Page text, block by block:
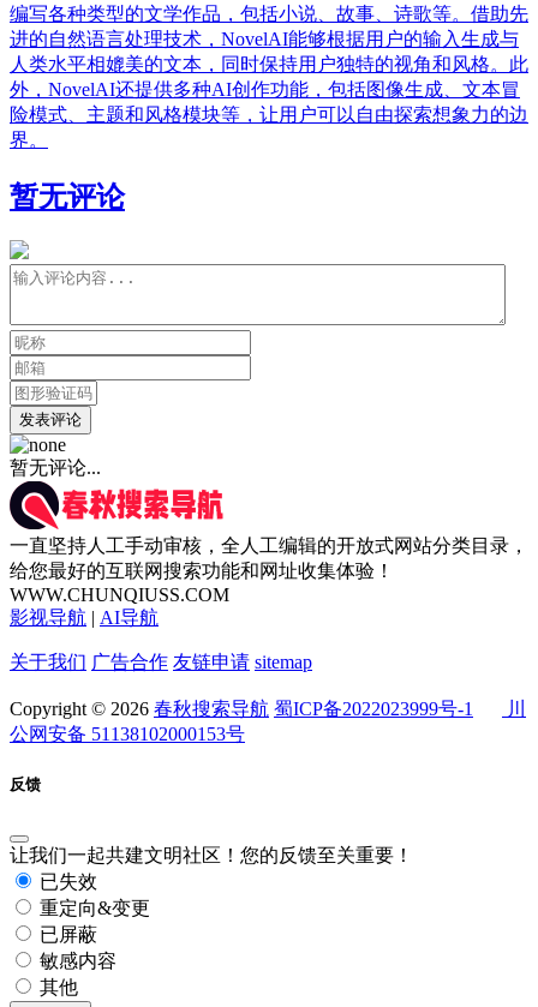
编写各种类型的文学作品，包括小说、故事、诗歌等。借助先
进的自然语言处理技术，NovelAI能够根据用户的输入生成与
人类水平相媲美的文本，同时保持用户独特的视角和风格。此
外，NovelAI还提供多种AI创作功能，包括图像生成、文本冒
险模式、主题和风格模块等，让用户可以自由探索想象力的边
界。
暂无评论
发表评论
暂无评论...
一直坚持人工手动审核，全人工编辑的开放式网站分类目录，
给您最好的互联网搜索功能和网址收集体验！
WWW.CHUNQIUSS.COM
影视导航 | AI导航
关于我们 广告合作 友链申请 sitemap
Copyright © 2026 春秋搜索导航 蜀ICP备2022023999号-1
川
公网安备 51138102000153号
反馈
让我们一起共建文明社区！您的反馈至关重要！
已失效
重定向&变更
已屏蔽
敏感内容
其他